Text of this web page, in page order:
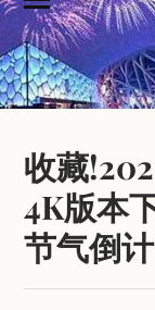
收藏
4K版本
节气倒